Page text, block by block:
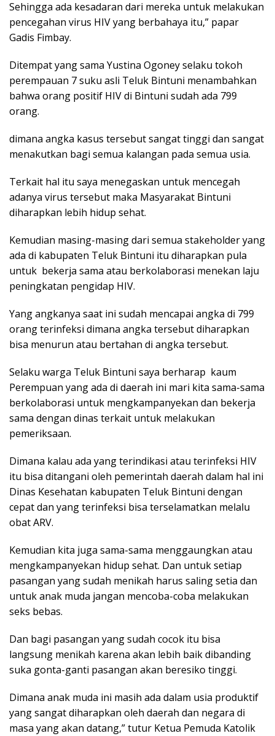
Sehingga ada kesadaran dari mereka untuk melakukan
pencegahan virus HIV yang berbahaya itu,” papar
Gadis Fimbay.
Ditempat yang sama Yustina Ogoney selaku tokoh
perempauan 7 suku asli Teluk Bintuni menambahkan
bahwa orang positif HIV di Bintuni sudah ada 799
orang.
dimana angka kasus tersebut sangat tinggi dan sangat
menakutkan bagi semua kalangan pada semua usia.
Terkait hal itu saya menegaskan untuk mencegah
adanya virus tersebut maka Masyarakat Bintuni
diharapkan lebih hidup sehat.
Kemudian masing-masing dari semua stakeholder yang
ada di kabupaten Teluk Bintuni itu diharapkan pula
untuk bekerja sama atau berkolaborasi menekan laju
peningkatan pengidap HIV.
Yang angkanya saat ini sudah mencapai angka di 799
orang terinfeksi dimana angka tersebut diharapkan
bisa menurun atau bertahan di angka tersebut.
Selaku warga Teluk Bintuni saya berharap kaum
Perempuan yang ada di daerah ini mari kita sama-sama
berkolaborasi untuk mengkampanyekan dan bekerja
sama dengan dinas terkait untuk melakukan
pemeriksaan.
Dimana kalau ada yang terindikasi atau terinfeksi HIV
itu bisa ditangani oleh pemerintah daerah dalam hal ini
Dinas Kesehatan kabupaten Teluk Bintuni dengan
cepat dan yang terinfeksi bisa terselamatkan melalu
obat ARV.
Kemudian kita juga sama-sama menggaungkan atau
mengkampanyekan hidup sehat. Dan untuk setiap
pasangan yang sudah menikah harus saling setia dan
untuk anak muda jangan mencoba-coba melakukan
seks bebas.
Dan bagi pasangan yang sudah cocok itu bisa
langsung menikah karena akan lebih baik dibanding
suka gonta-ganti pasangan akan beresiko tinggi.
Dimana anak muda ini masih ada dalam usia produktif
yang sangat diharapkan oleh daerah dan negara di
masa yang akan datang,” tutur Ketua Pemuda Katolik